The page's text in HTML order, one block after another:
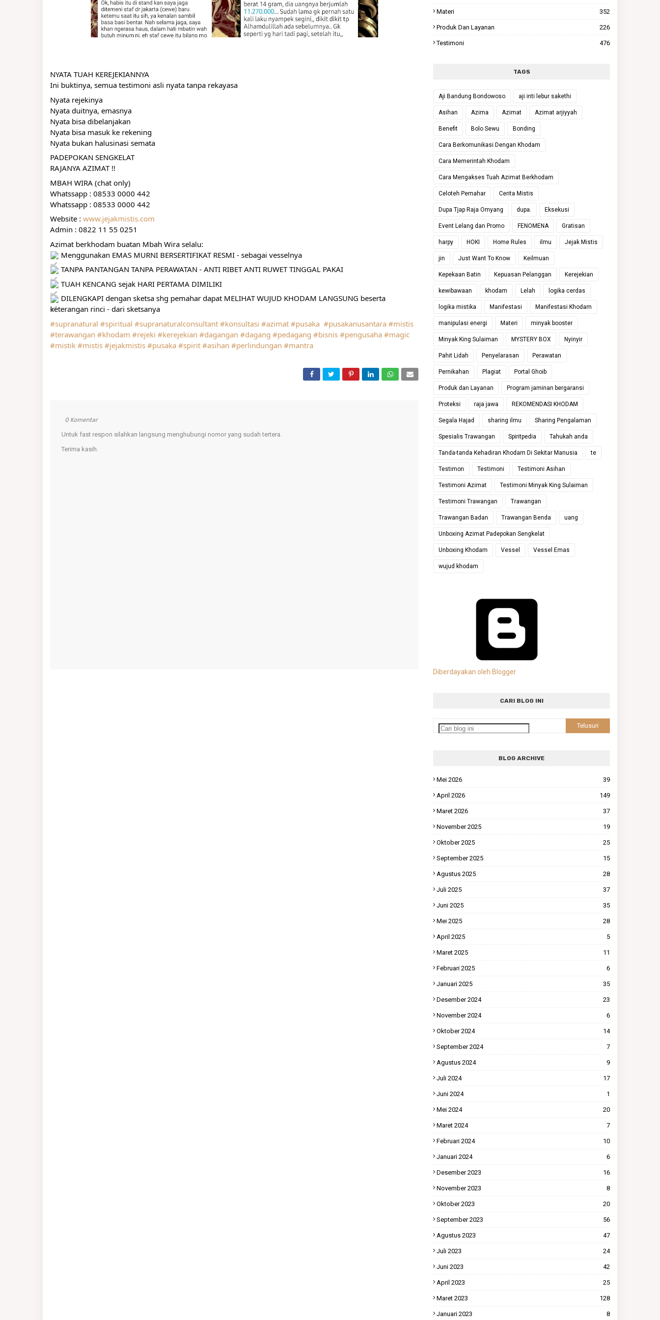
NYATA TUAH KEREJEKIANNYA
Ini buktinya, semua testimoni asli nyata tanpa rekayasa
Nyata rejekinya
Nyata duitnya, emasnya
Nyata bisa dibelanjakan
Nyata bisa masuk ke rekening
Nyata bukan halusinasi semata
PADEPOKAN SENGKELAT
RAJANYA AZIMAT !!
MBAH WIRA (chat only)
Whatssapp : 08533 0000 442
Whatssapp : 08533 0000 442
Website : www.jejakmistis.com
Admin : 0822 11 55 0251
Azimat berkhodam buatan Mbah Wira selalu:
Menggunakan EMAS MURNI BERSERTIFIKAT RESMI - sebagai vesselnya
TANPA PANTANGAN TANPA PERAWATAN - ANTI RIBET ANTI RUWET TINGGAL PAKAI
TUAH KENCANG sejak HARI PERTAMA DIMILIKI
DILENGKAPI dengan sketsa shg pemahar dapat MELIHAT WUJUD KHODAM LANGSUNG beserta
keterangan rinci - dari sketsanya
#supranatural #spiritual #supranaturalconsultant #konsultasi #azimat #pusaka #pusakanusantara #mistis
#terawangan #khodam #rejeki #kerejekian #dagangan #dagang #pedagang #bisnis #pengusaha #magic
#mistik #mistis #jejakmistis #pusaka #spirit #asihan #perlindungan #mantra
0 Komentar
Untuk fast respon silahkan langsung menghubungi nomor yang sudah tertera.
Terima kasih.
Materi 352
Produk Dan Layanan 226
Testimoni 476
TAGS
Aji Bandung Bondowoso aji inti lebur sakethi
Asihan Azima Azimat Azimat arjiyyah
Benefit Bolo Sewu Bonding
Cara Berkomunikasi Dengan Khodam
Cara Memerintah Khodam
Cara Mengakses Tuah Azimat Berkhodam
Celoteh Pemahar Cerita Mistis
Dupa Tjap Raja Omyang dupa. Eksekusi
Event Lelang dan Promo FENOMENA Gratisan
harpy HOKI Home Rules ilmu Jejak Mistis
jin Just Want To Know Keilmuan
Kepekaan Batin Kepuasan Pelanggan Kerejekian
kewibawaan khodam Lelah logika cerdas
logika mistika Manifestasi Manifestasi Khodam
manipulasi energi Materi minyak booster
Minyak King Sulaiman MYSTERY BOX Nyinyir
Pahit Lidah Penyelarasan Perawatan
Pernikahan Plagiat Portal Ghoib
Produk dan Layanan Program jaminan bergaransi
Proteksi raja jawa REKOMENDASI KHODAM
Segala Hajad sharing ilmu Sharing Pengalaman
Spesialis Trawangan Spiritpedia Tahukah anda
Tanda-tanda Kehadiran Khodam Di Sekitar Manusia te
Testimon Testimoni Testimoni Asihan
Testimoni Azimat Testimoni Minyak King Sulaiman
Testimoni Trawangan Trawangan
Trawangan Badan Trawangan Benda uang
Unboxing Azimat Padepokan Sengkelat
Unboxing Khodam Vessel Vessel Emas
wujud khodam
Diberdayakan oleh Blogger
CARI BLOG INI
BLOG ARCHIVE
Mei 2026 39
April 2026 149
Maret 2026 37
November 2025 19
Oktober 2025 25
September 2025 15
Agustus 2025 28
Juli 2025 37
Juni 2025 35
Mei 2025 28
April 2025 5
Maret 2025 11
Februari 2025 6
Januari 2025 35
Desember 2024 23
November 2024 6
Oktober 2024 14
September 2024 7
Agustus 2024 9
Juli 2024 17
Juni 2024 1
Mei 2024 20
Maret 2024 7
Februari 2024 10
Januari 2024 6
Desember 2023 16
November 2023 8
Oktober 2023 20
September 2023 56
Agustus 2023 47
Juli 2023 24
Juni 2023 42
April 2023 25
Maret 2023 128
Januari 2023 8